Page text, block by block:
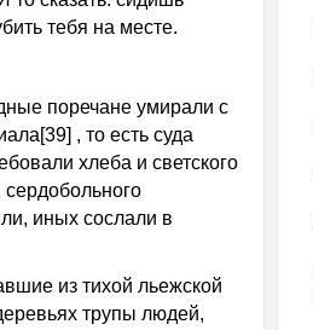
тебя на месте.
поречане умирали с
, то есть суда
хлеба и светского
иных сослали в
из тихой льежской
трупы людей,